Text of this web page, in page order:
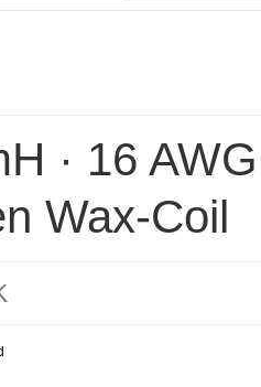
· 16 AWG
Wax-Coil